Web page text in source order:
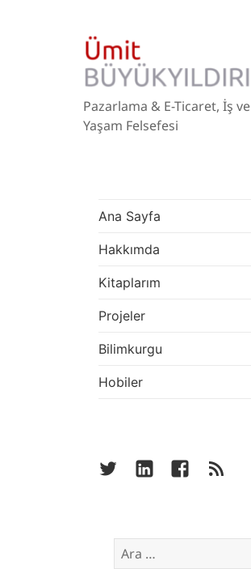
Pazarlama & E-Ticaret, İş ve
Yaşam Felsefesi
Ana Sayfa
Hakkımda
Kitaplarım
Projeler
Bilimkurgu
Hobiler
twitterlinkedinfacebook
rss
Arama: